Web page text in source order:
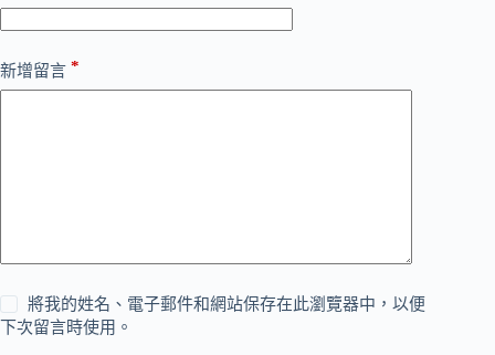
新增留言 *
將我的姓名、電子郵件和網站保存在此瀏覽器中，以便
下次留言時使用。